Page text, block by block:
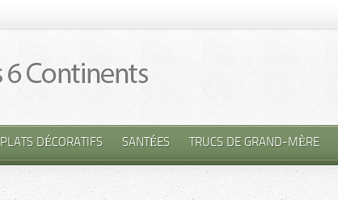
PLATS DÉCORATIFS SANTÉES TRUCS DE GRAND-MÈRE